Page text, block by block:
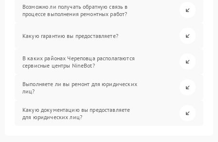
Возможно ли получать обратную связь в
процессе выполнения ремонтных работ?
Какую гарантию вы предоставляете?
В каких районах Череповца располагаются
сервисные центры NineBot?
Выполняете ли вы ремонт для юридических
лиц?
Какую документацию вы предоставляете
для юридических лиц?